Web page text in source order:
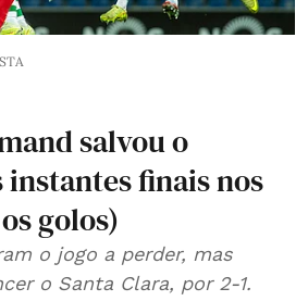
salvou o
finais nos
golos)
o jogo a perder, mas
o Santa Clara, por 2-1.